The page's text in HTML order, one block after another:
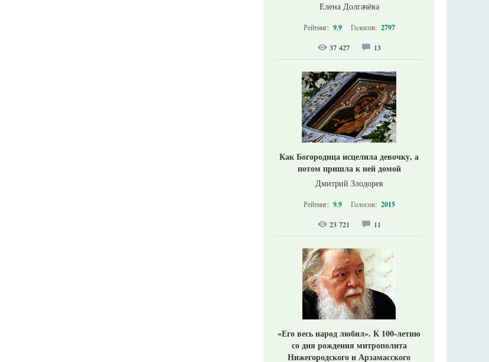
Елена Долгачёва
Рейтинг: 9.9 Голосов: 2797
37 427 13
Как Богородица исцелила девочку, а
потом пришла к ней домой
Дмитрий Злодорев
Рейтинг: 9.9 Голосов: 2015
23 721 11
«Его весь народ любил». К 100-летию
со дня рождения митрополита
Нижегородского и Арзамасского